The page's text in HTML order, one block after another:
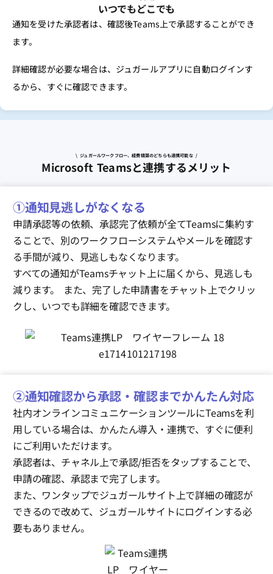
いつでもどこでも
通知を受けた承認者は、確認後Teams上で承認することができ
ます。
詳細確認が必要な場合は、ジュガールアプリに自動ログインす
るから、すぐに確認できます。
\ ジュガールワークフロー、経費精算のどちらも連携可能な /
Microsoft Teamsと連携するメリット
①通知見逃しがなくなる
申請承認等の依頼、承認完了依頼が全てTeamsに集約す
ることで、別のワークフローシステムやメールを確認す
る手間が減り、見逃しもなくなります。
すべての通知がTeamsチャット上に届くから、見逃しも
減ります。 また、完了した申請書をチャット上でクリッ
クし、いつでも詳細を確認できます。
②通知確認から承認・確認までかんたん対応
社内オンラインコミュニケーションツールにTeamsを利
用している場合は、かんたん導入・連携で、すぐに便利
にご利用いただけます。
承認者は、チャネル上で承認/拒否をタップすることで、
申請の確認、承認まで完了します。
また、ワンタップでジュガールサイト上で詳細の確認が
できるので改めて、ジュガールサイトにログインする必
要もありません。